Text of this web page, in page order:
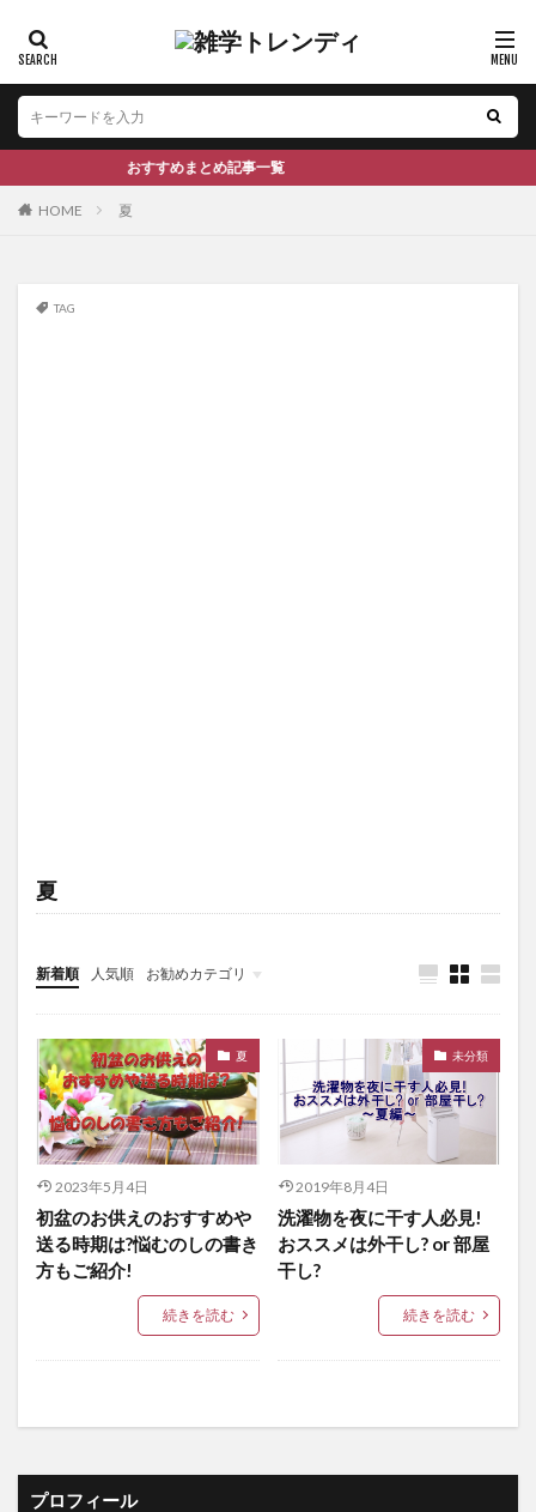
おすすめまとめ記事一覧
HOME 夏
TAG
夏
新着順 人気順 お勧めカテゴリ
未分類
夏
2023年5月4日
初盆のお供えのおすすめや
送る時期は?悩むのしの書き
方もご紹介!
続きを読む
未分類
2019年8月4日
洗濯物を夜に干す人必見!
おススメは外干し? or 部屋
干し?
続きを読む
プロフィール